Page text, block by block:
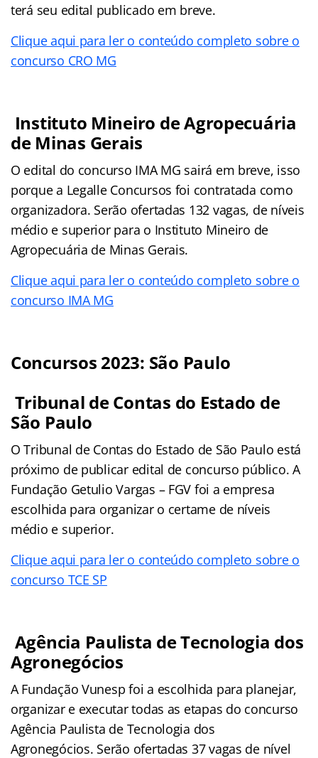
terá seu edital publicado em breve.
Clique aqui para ler o conteúdo completo sobre o
concurso CRO MG
Instituto Mineiro de Agropecuária
de Minas Gerais
O edital do concurso IMA MG sairá em breve, isso
porque a Legalle Concursos foi contratada como
organizadora. Serão ofertadas 132 vagas, de níveis
médio e superior para o Instituto Mineiro de
Agropecuária de Minas Gerais.
Clique aqui para ler o conteúdo completo sobre o
concurso IMA MG
Concursos 2023: São Paulo
Tribunal de Contas do Estado de
São Paulo
O Tribunal de Contas do Estado de São Paulo está
próximo de publicar edital de concurso público. A
Fundação Getulio Vargas – FGV foi a empresa
escolhida para organizar o certame de níveis
médio e superior.
Clique aqui para ler o conteúdo completo sobre o
concurso TCE SP
Agência Paulista de Tecnologia dos
Agronegócios
A Fundação Vunesp foi a escolhida para planejar,
organizar e executar todas as etapas do concurso
Agência Paulista de Tecnologia dos
Agronegócios. Serão ofertadas 37 vagas de nível